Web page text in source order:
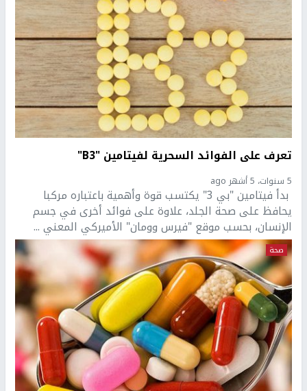
تعرف على الفوائد السحرية لفيتامين "B3"
5 سنوات، 5 أشهر ago
بدأ فيتامين "بي 3" يكتسب قوة وأهمية باعتباره مركبا
يحافظ على صحة الجلد، علاوة على فوائد أخرى في جسم
الإنسان، بحسب موقع "فيرس وومان" الأميركي المعني ...
صحة